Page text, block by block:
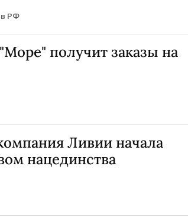
РФ
получит заказы на
Ливии начала
нацединства